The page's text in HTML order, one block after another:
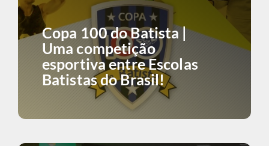
Copa 100 do Batista |
Uma competição
esportiva entre Escolas
Batistas do Brasil!